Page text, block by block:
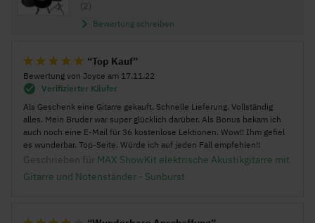
(2)
Bewertung schreiben
100%
Top Kauf
Bewertung von Joyce am 17.11.22
Verifizierter Käufer
Als Geschenk eine Gitarre gekauft. Schnelle Lieferung. Vollständig
alles. Mein Bruder war super glücklich darüber. Als Bonus bekam ich
auch noch eine E-Mail für 36 kostenlose Lektionen. Wow!! Ihm gefiel
es wunderbar. Top-Seite. Würde ich auf jeden Fall empfehlen!!
Geschrieben für MAX ShowKit elektrische Akustikgitarre mit
Gitarre und Notenständer - Sunburst